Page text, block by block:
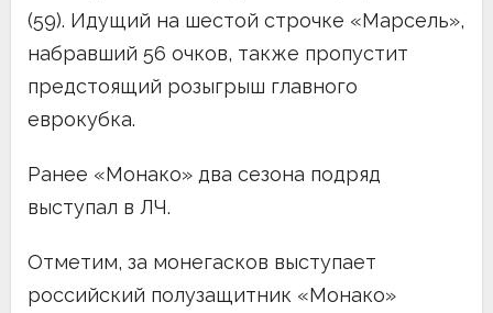
(59). Идущий на шестой строчке «Марсель»,
набравший 56 очков, также пропустит
предстоящий розыгрыш главного
еврокубка.
Ранее «Монако» два сезона подряд
выступал в ЛЧ.
Отметим, за монегасков выступает
российский полузащитник «Монако»